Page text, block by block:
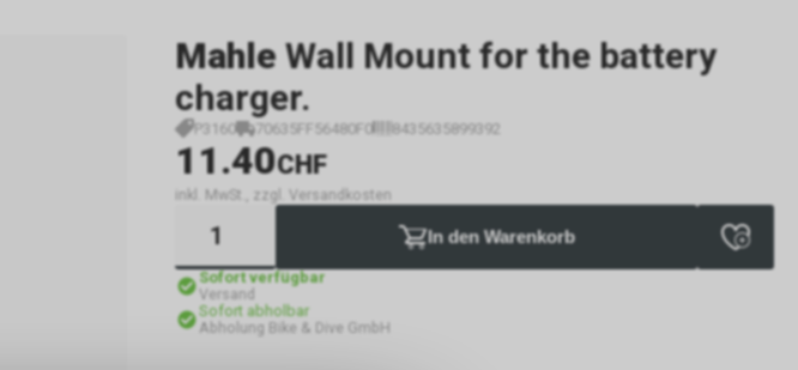
Mahle Wall Mount for the battery
charger.
P3160 70635FF56480F0 8435635899392
11.40CHF
inkl. MwSt., zzgl. Versandkosten
In den Warenkorb
Sofort verfügbar
Versand
Sofort abholbar
Abholung Bike & Dive GmbH